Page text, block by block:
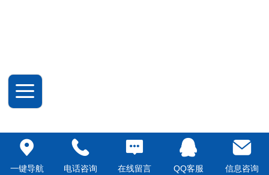
一键导航 电话咨询 在线留言 QQ客服 信息咨询